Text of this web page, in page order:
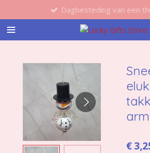
direct
naar
de
Dagbesteding van een
€